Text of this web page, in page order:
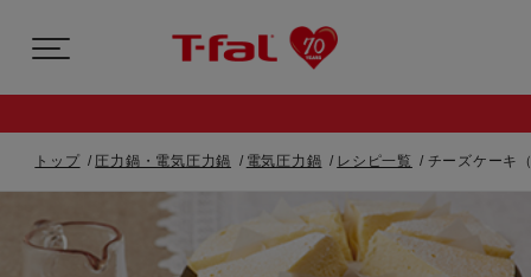
トップ 圧力鍋・電気圧力鍋 電気圧力鍋 レシピ一覧 チーズケーキ